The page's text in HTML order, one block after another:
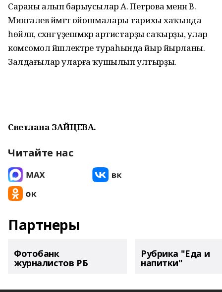
Сараны алып барыусылар А. Петрова менән В.
Мингалев йәмәғәт ойошмалары тарихы хаҡында
һөйләп, сәхнәгә үҙешмәкәр артистарҙы саҡырҙы, улар
комсомол йәшлектәре тураһында йыр йырланы.
Залдағылар уларға ҡушылып ултырҙы.
Светлана ЗАЙЦЕВА.
Читайте нас
Партнеры
Фотобанк
журналистов РБ
Рубрика "Еда и
напитки"